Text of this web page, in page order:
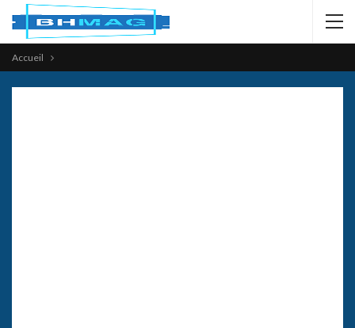
Accueil